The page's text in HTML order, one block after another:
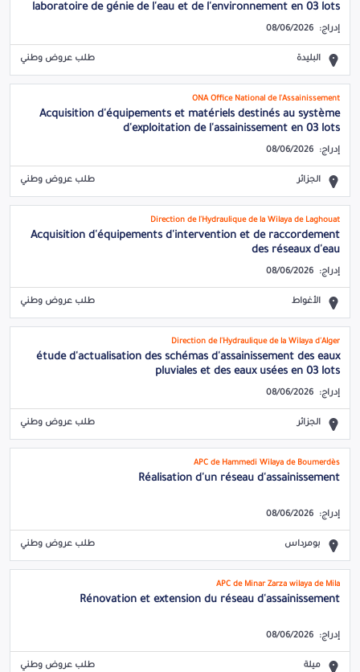
laboratoire de génie de l'eau et de l'environnement en 03 lots
إدراج: 08/06/2026
البليدة طلب عروض وطني
ONA Office National de l'Assainissement
Acquisition d'équipements et matériels destinés au système
d'exploitation de l'assainissement en 03 lots
إدراج: 08/06/2026
الجزائر طلب عروض وطني
Direction de l'Hydraulique de la Wilaya de Laghouat
Acquisition d'équipements d'intervention et de raccordement
des réseaux d'eau
إدراج: 08/06/2026
الأغواط طلب عروض وطني
Direction de l'Hydraulique de la Wilaya d'Alger
étude d'actualisation des schémas d'assainissement des eaux
pluviales et des eaux usées en 03 lots
إدراج: 08/06/2026
الجزائر طلب عروض وطني
APC de Hammedi Wilaya de Boumerdès
Réalisation d'un réseau d'assainissement
إدراج: 08/06/2026
بومرداس طلب عروض وطني
APC de Minar Zarza wilaya de Mila
Rénovation et extension du réseau d'assainissement
إدراج: 08/06/2026
ميلة طلب عروض وطني